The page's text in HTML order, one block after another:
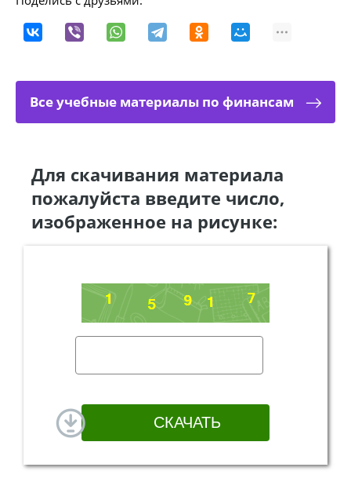
Все учебные материалы по финансам
Для скачивания материала
пожалуйста введите число,
изображенное на рисунке: